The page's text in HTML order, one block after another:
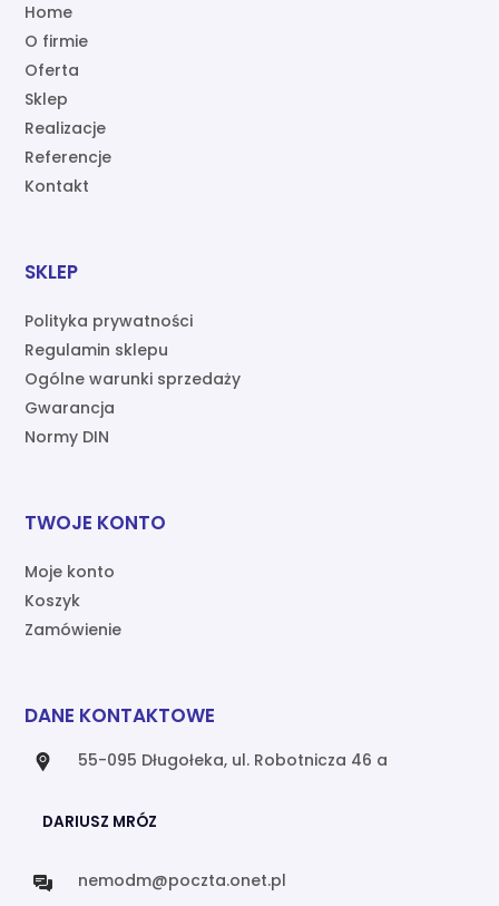
Home
O firmie
Oferta
Sklep
Realizacje
Referencje
Kontakt
SKLEP
Polityka prywatności
Regulamin sklepu
Ogólne warunki sprzedaży
Gwarancja
Normy DIN
TWOJE KONTO
Moje konto
Koszyk
Zamówienie
DANE KONTAKTOWE
55-095 Długołeka, ul. Robotnicza 46 a
DARIUSZ MRÓZ
nemodm@poczta.onet.pl